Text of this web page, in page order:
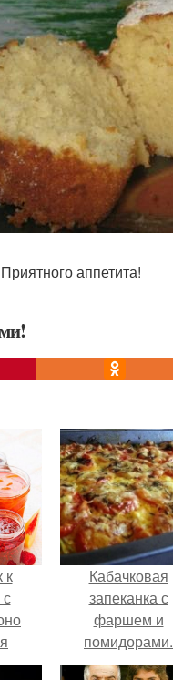
аппетита!
к
Кабачковая
запеканка с
фаршем и
помидорами.